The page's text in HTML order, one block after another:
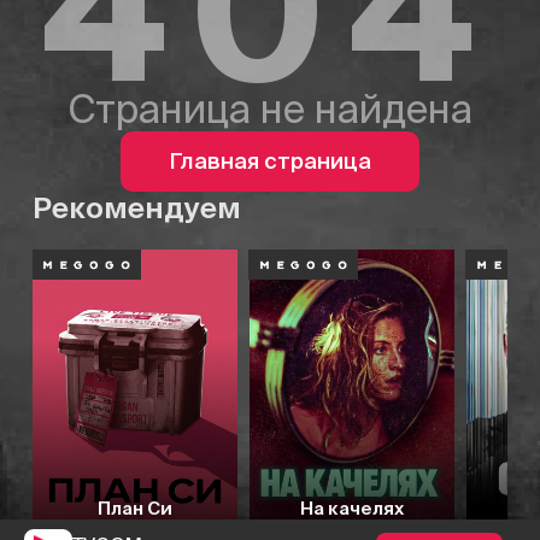
Страница не найдена
Главная страница
Рекомендуем
План Си На качелях